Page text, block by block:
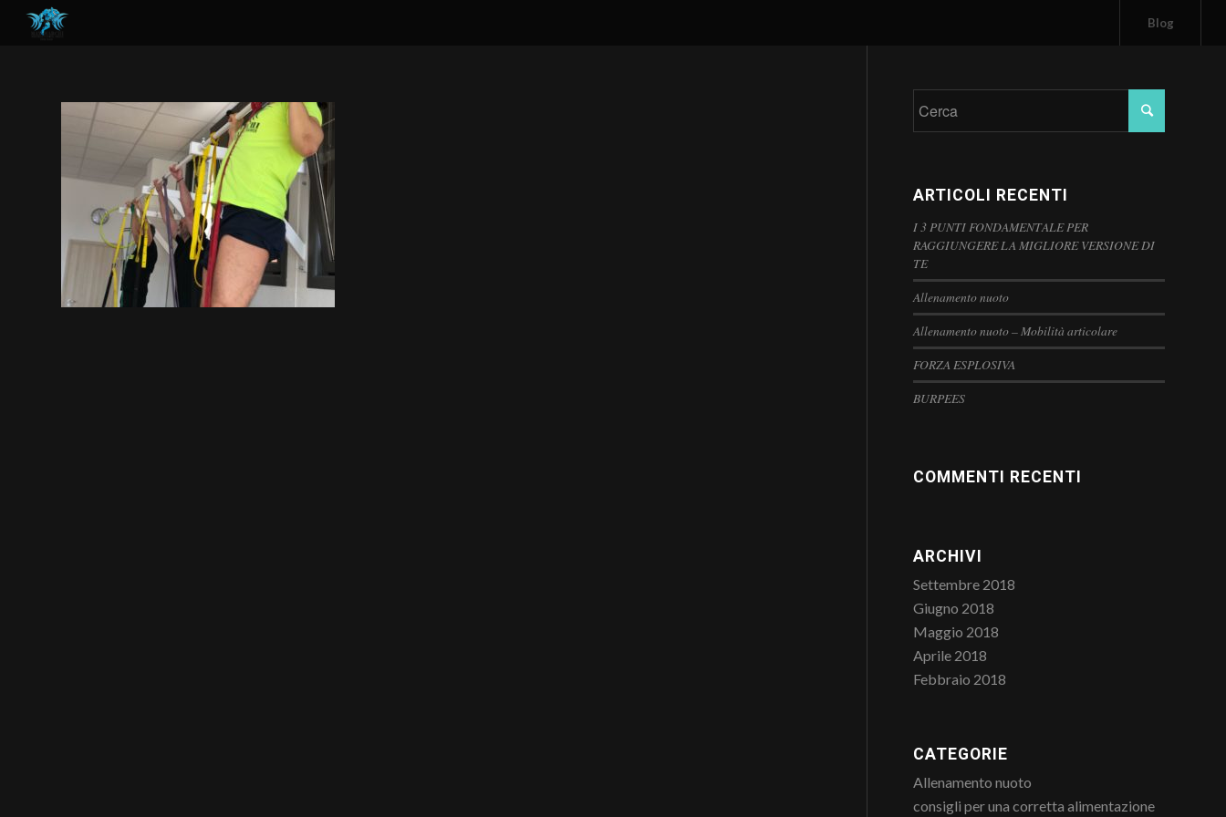
Blog
ARTICOLI RECENTI
I 3 PUNTI FONDAMENTALE PER
RAGGIUNGERE LA MIGLIORE VERSIONE DI
TE
Allenamento nuoto
Allenamento nuoto – Mobilità articolare
FORZA ESPLOSIVA
BURPEES
COMMENTI RECENTI
ARCHIVI
Settembre 2018
Giugno 2018
Maggio 2018
Aprile 2018
Febbraio 2018
CATEGORIE
Allenamento nuoto
consigli per una corretta alimentazione